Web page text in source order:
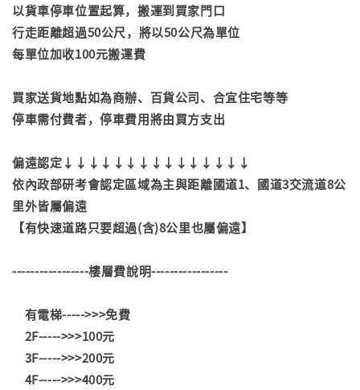
以貨車停車位置起算，搬運到買家門口
行走距離超過50公尺，將以50公尺為單位
每單位加收100元搬運費
買家送貨地點如為商辦、百貨公司、合宜住宅等等
停車需付費者，停車費用將由買方支出
偏遠認定↓↓↓↓↓↓↓↓↓↓↓↓↓↓↓
依內政部研考會認定區域為主與距離國道1、國道3交流道8公
里外皆屬偏遠
【有快速道路只要超過(含)8公里也屬偏遠】
-----------------樓層費說明-----------------
有電梯----->>>免費
2F----->>>100元
3F----->>>200元
4F----->>>400元